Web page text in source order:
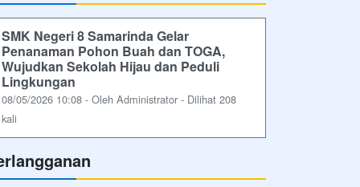
SMK Negeri 8 Samarinda Gelar
Penanaman Pohon Buah dan TOGA,
Wujudkan Sekolah Hijau dan Peduli
Lingkungan
08/05/2026 10:08 - Oleh Administrator - Dilihat 208
kali